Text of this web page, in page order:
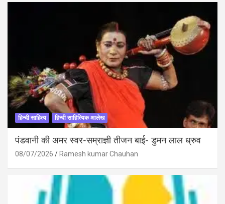
हिन्दी साहित्य हिन्दी साहित्यिक आलेख
पंडवानी की अमर स्वर-सम्राज्ञी तीजन बाई- डुमन लाल ध्रुव
08/07/2026 Ramesh kumar Chauhan